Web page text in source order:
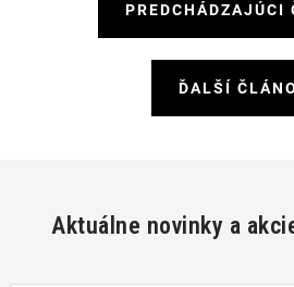
PREDCHÁDZAJÚCI
ĎALŠÍ
Aktuálne novinky a